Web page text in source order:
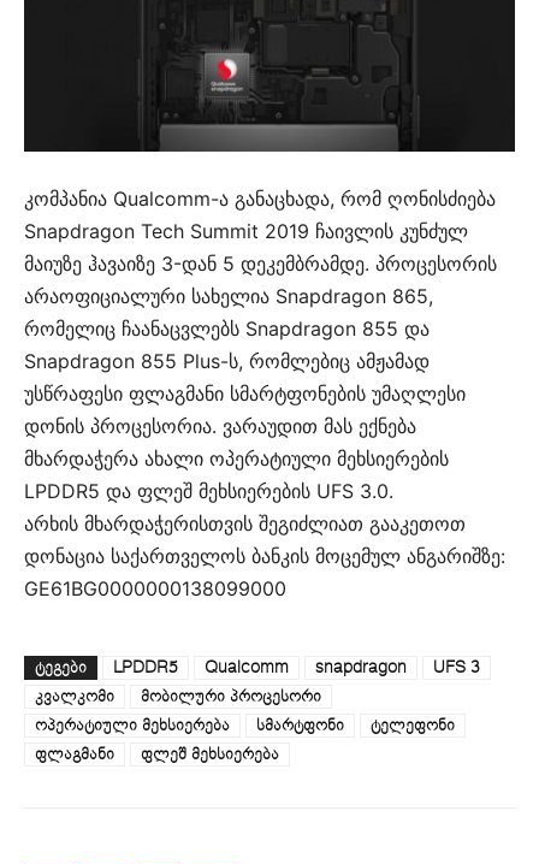
კომპანია Qualcomm-ა განაცხადა, რომ ღონისძიება
Snapdragon Tech Summit 2019 ჩაივლის კუნძულ
მაიუზე ჰავაიზე 3-დან 5 დეკემბრამდე. პროცესორის
არაოფიციალური სახელია Snapdragon 865,
რომელიც ჩაანაცვლებს Snapdragon 855 და
Snapdragon 855 Plus-ს, რომლებიც ამჟამად
უსწრაფესი ფლაგმანი სმარტფონების უმაღლესი
დონის პროცესორია. ვარაუდით მას ექნება
მხარდაჭერა ახალი ოპერატიული მეხსიერების
LPDDR5 და ფლეშ მეხსიერების UFS 3.0.
არხის მხარდაჭერისთვის შეგიძლიათ გააკეთოთ
დონაცია საქართველოს ბანკის მოცემულ ანგარიშზე:
GE61BG0000000138099000
ᲢᲔᲒᲔᲑᲘ LPDDR5 Qualcomm snapdragon
UFS 3
კვალკომი
მობილური პროცესორი
ოპერატიული მეხსიერება
სმარტფონი
ტელეფონი
ფლაგმანი
ფლეშ მეხსიერება